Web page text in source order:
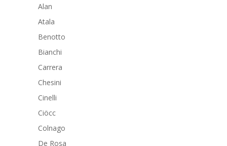
Alan
Atala
Benotto
Bianchi
Carrera
Chesini
Cinelli
Ciöcc
Colnago
De Rosa